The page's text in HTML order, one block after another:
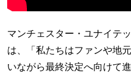
マンチェスター・ユナイテ
は、「私たちはファンや地
いながら最終決定へ向けて